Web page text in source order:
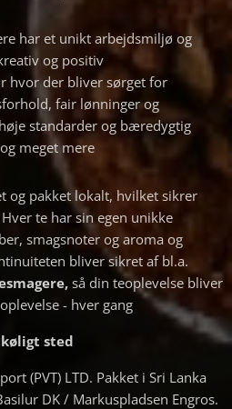
har et unikt arbejdsmiljø og
og positiv
hvor der bliver sørget for
fair lønninger og
standarder og bæredygtig
meget mere
og pakket lokalt, hvilket sikrer
te har sin egen unikke
smagsnoter og aroma og
bliver sikret af bl.a.
så din teoplevelse bliver
- hver gang
sted
(PVT) LTD. Pakket i Sri Lanka
DK / Markuspladsen Engros.